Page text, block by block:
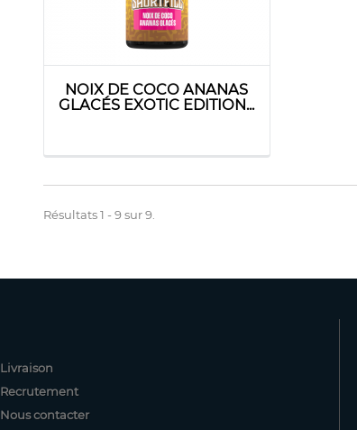
NOIX DE COCO ANANAS
GLACÉS EXOTIC EDITION...
Résultats 1 - 9 sur 9.
Livraison
Recrutement
Nous contacter